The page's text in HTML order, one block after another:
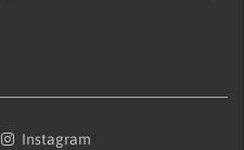
Instagram